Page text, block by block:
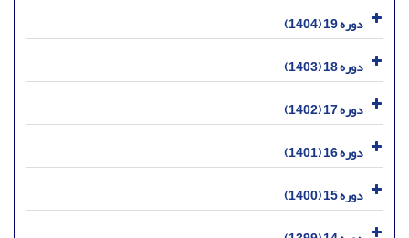
دوره 19 (1404)
دوره 18 (1403)
دوره 17 (1402)
دوره 16 (1401)
دوره 15 (1400)